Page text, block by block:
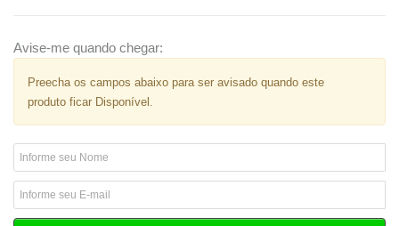
Avise-me quando chegar:
Preecha os campos abaixo para ser avisado quando este
produto ficar Disponível.